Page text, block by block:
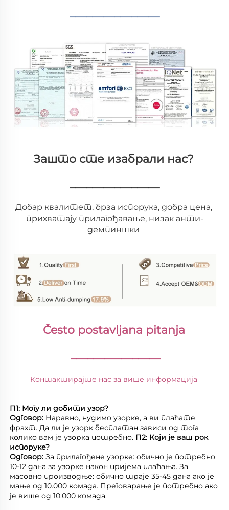
________________
Зашто сте изабрали нас?
________________
Добар квалитет, брза испорука, добра цена,
прихватају прилагођавање, низак анти-
демпиншки
Često postavljana pitanja
________________
Контактирајте нас за више информација
П1: Могу ли добити узор?
Одговор: Наравно, нудимо узорке, а ви плаћате
фрахт. Да ли је узорк бесплатан зависи од тога
колико вам је узорка потребно. П2: Који је ваш рок
испоруке?
Одговор: За прилагођене узорке: обично је потребно
10-12 дана за узорке након пријема плаћања. За
масовно производње: обично траје 35-45 дана ако је
мање од 10.000 комада. Преговарање је потребно ако
је више од 10.000 комада.